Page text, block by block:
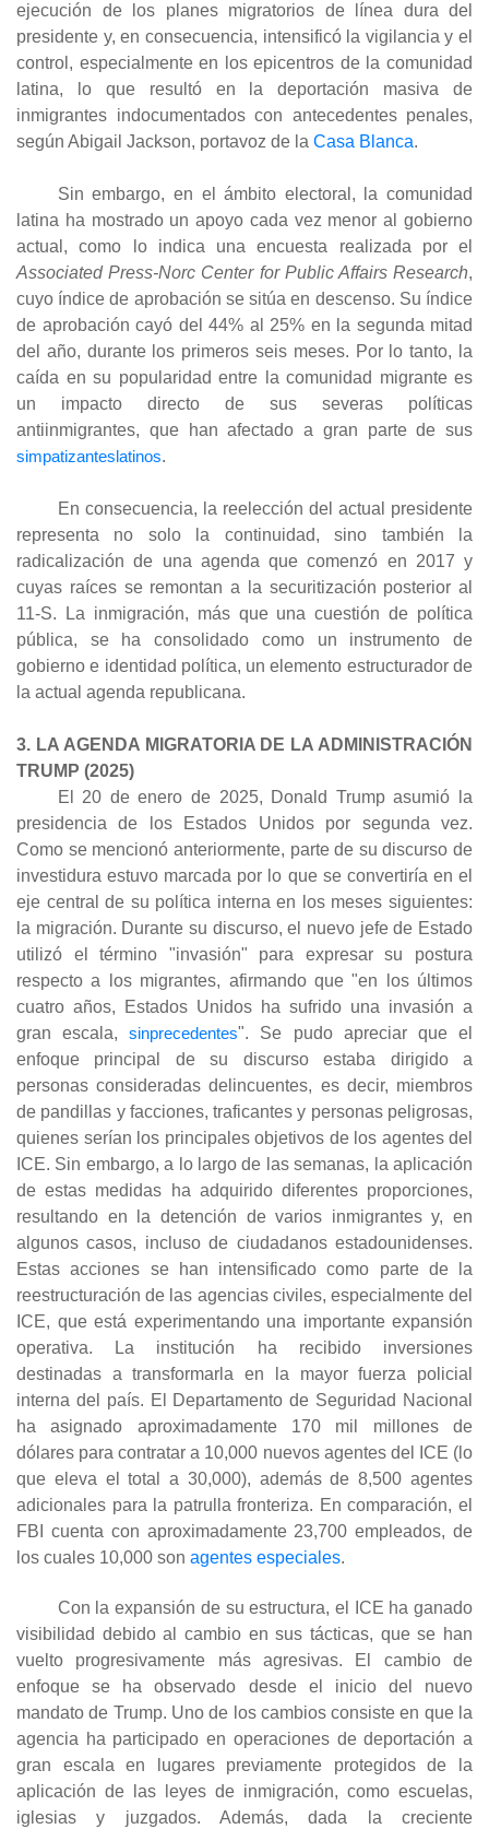
ejecución de los planes migratorios de línea dura del
presidente y, en consecuencia, intensificó la vigilancia y el
control, especialmente en los epicentros de la comunidad
latina, lo que resultó en la deportación masiva de
inmigrantes indocumentados con antecedentes penales,
según Abigail Jackson, portavoz de la Casa Blanca.
Sin embargo, en el ámbito electoral, la comunidad
latina ha mostrado un apoyo cada vez menor al gobierno
actual, como lo indica una encuesta realizada por el
Associated Press-Norc Center for Public Affairs Research,
cuyo índice de aprobación se sitúa en descenso. Su índice
de aprobación cayó del 44% al 25% en la segunda mitad
del año, durante los primeros seis meses. Por lo tanto, la
caída en su popularidad entre la comunidad migrante es
un impacto directo de sus severas políticas
antiinmigrantes, que han afectado a gran parte de sus
simpatizanteslatinos.
En consecuencia, la reelección del actual presidente
representa no solo la continuidad, sino también la
radicalización de una agenda que comenzó en 2017 y
cuyas raíces se remontan a la securitización posterior al
11-S. La inmigración, más que una cuestión de política
pública, se ha consolidado como un instrumento de
gobierno e identidad política, un elemento estructurador de
la actual agenda republicana.
3. LA AGENDA MIGRATORIA DE LA ADMINISTRACIÓN
TRUMP (2025)
El 20 de enero de 2025, Donald Trump asumió la
presidencia de los Estados Unidos por segunda vez.
Como se mencionó anteriormente, parte de su discurso de
investidura estuvo marcada por lo que se convertiría en el
eje central de su política interna en los meses siguientes:
la migración. Durante su discurso, el nuevo jefe de Estado
utilizó el término "invasión" para expresar su postura
respecto a los migrantes, afirmando que "en los últimos
cuatro años, Estados Unidos ha sufrido una invasión a
gran escala,sinprecedentes". Se pudo apreciar que el
enfoque principal de su discurso estaba dirigido a
personas consideradas delincuentes, es decir, miembros
de pandillas y facciones, traficantes y personas peligrosas,
quienes serían los principales objetivos de los agentes del
ICE. Sin embargo, a lo largo de las semanas, la aplicación
de estas medidas ha adquirido diferentes proporciones,
resultando en la detención de varios inmigrantes y, en
algunos casos, incluso de ciudadanos estadounidenses.
Estas acciones se han intensificado como parte de la
reestructuración de las agencias civiles, especialmente del
ICE, que está experimentando una importante expansión
operativa. La institución ha recibido inversiones
destinadas a transformarla en la mayor fuerza policial
interna del país. El Departamento de Seguridad Nacional
ha asignado aproximadamente 170 mil millones de
dólares para contratar a 10,000 nuevos agentes del ICE (lo
que eleva el total a 30,000), además de 8,500 agentes
adicionales para la patrulla fronteriza. En comparación, el
FBI cuenta con aproximadamente 23,700 empleados, de
los cuales 10,000 son agentes especiales.
Con la expansión de su estructura, el ICE ha ganado
visibilidad debido al cambio en sus tácticas, que se han
vuelto progresivamente más agresivas. El cambio de
enfoque se ha observado desde el inicio del nuevo
mandato de Trump. Uno de los cambios consiste en que la
agencia ha participado en operaciones de deportación a
gran escala en lugares previamente protegidos de la
aplicación de las leyes de inmigración, como escuelas,
iglesias y juzgados. Además, dada la creciente